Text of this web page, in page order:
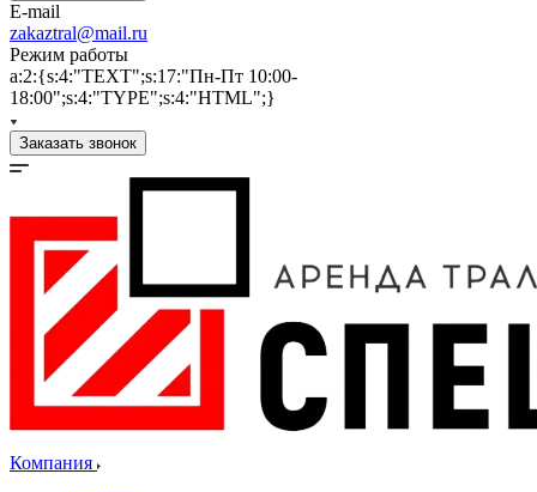
E-mail
zakaztral@mail.ru
Режим работы
a:2:{s:4:"TEXT";s:17:"Пн-Пт 10:00-
18:00";s:4:"TYPE";s:4:"HTML";}
Заказать звонок
Компания